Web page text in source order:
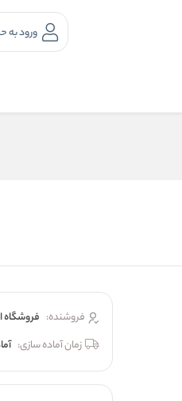
ورود به
فروشنده: فروشگاه
زمان آماده سازی: